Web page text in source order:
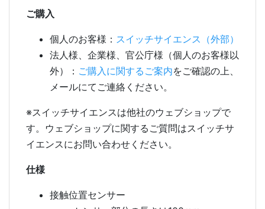
ご購入
個人のお客様： スイッチサイエンス（外部）
法人様、企業様、官公庁様（個人のお客様以
外）： ご購入に関するご案内をご確認の上、
メールにてご連絡ください。
※スイッチサイエンスは他社のウェブショップで
す。ウェブショップに関するご質問はスイッチサ
イエンスにお問い合わせください。
仕様
接触位置センサー